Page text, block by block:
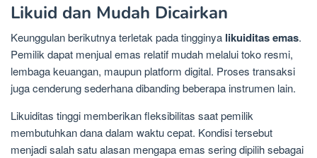
Likuid dan Mudah Dicairkan
Keunggulan berikutnya terletak pada tingginya likuiditas emas.
Pemilik dapat menjual emas relatif mudah melalui toko resmi,
lembaga keuangan, maupun platform digital. Proses transaksi
juga cenderung sederhana dibanding beberapa instrumen lain.
Likuiditas tinggi memberikan fleksibilitas saat pemilik
membutuhkan dana dalam waktu cepat. Kondisi tersebut
menjadi salah satu alasan mengapa emas sering dipilih sebagai